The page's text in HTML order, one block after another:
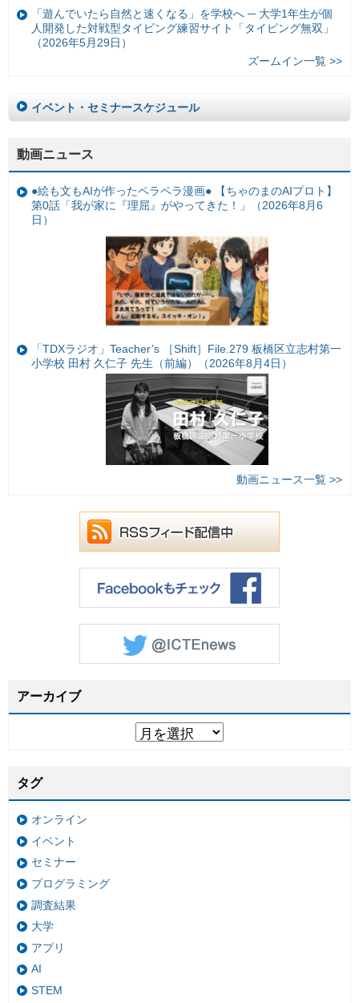
「遊んでいたら自然と速くなる」を学校へ ─ 大学1年生が個
人開発した対戦型タイピング練習サイト「タイピング無双」
（2026年5月29日）
ズームイン一覧 >>
イベント・セミナースケジュール
動画ニュース
●絵も文もAIが作ったペラペラ漫画● 【ちゃのまのAIプロト】
第0話「我が家に『理屈』がやってきた！」（2026年8月6
日）
「TDXラジオ」Teacher’s ［Shift］File.279 板橋区立志村第一
小学校 田村 久仁子 先生（前編）（2026年8月4日）
動画ニュース一覧 >>
アーカイブ
タグ
オンライン
イベント
セミナー
プログラミング
調査結果
大学
アプリ
AI
STEM